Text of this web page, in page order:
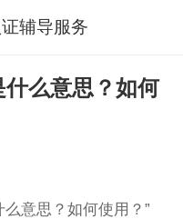
辅导服务
么意思？如何
意思？如何使用？”